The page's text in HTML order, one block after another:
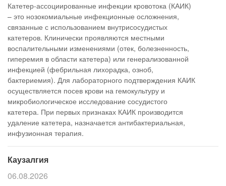
Катетер-ассоциированные инфекции кровотока (КАИК)
– это нозокомиальные инфекционные осложнения,
связанные с использованием внутрисосудистых
катетеров. Клинически проявляются местными
воспалительными изменениями (отек, болезненность,
гиперемия в области катетера) или генерализованной
инфекцией (фебрильная лихорадка, озноб,
бактериемия). Для лабораторного подтверждения КАИК
осуществляется посев крови на гемокультуру и
микробиологическое исследование сосудистого
катетера. При первых признаках КАИК производится
удаление катетера, назначается антибактериальная,
инфузионная терапия.
Каузалгия
06.08.2026